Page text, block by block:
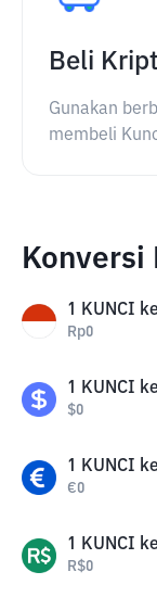
Beli
Gunakan
membeli
Konversi
1 KUNCI
Rp0
1 KUNCI
$0
1 KUNCI
€0
1 KUNCI
R$0